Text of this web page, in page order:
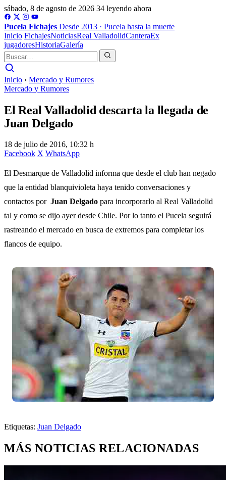
sábado, 8 de agosto de 2026 34 leyendo ahora
Pucela Fichajes Desde 2013 · Pucela hasta la muerte
Inicio FichajesNoticiasReal ValladolidCanteraEx
jugadoresHistoriaGalería
Inicio › Mercado y Rumores
Mercado y Rumores
El Real Valladolid descarta la llegada de
Juan Delgado
18 de julio de 2016, 10:32 h
Facebook X WhatsApp
El Desmarque de Valladolid informa que desde el club han negado
que la entidad blanquivioleta haya tenido conversaciones y
contactos por Juan Delgado para incorporarlo al Real Valladolid
tal y como se dijo ayer desde Chile. Por lo tanto el Pucela seguirá
rastreando el mercado en busca de extremos para completar los
flancos de equipo.
Etiquetas: Juan Delgado
MÁS NOTICIAS RELACIONADAS